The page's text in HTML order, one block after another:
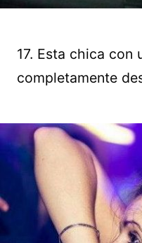
17. Esta chica con
completamente